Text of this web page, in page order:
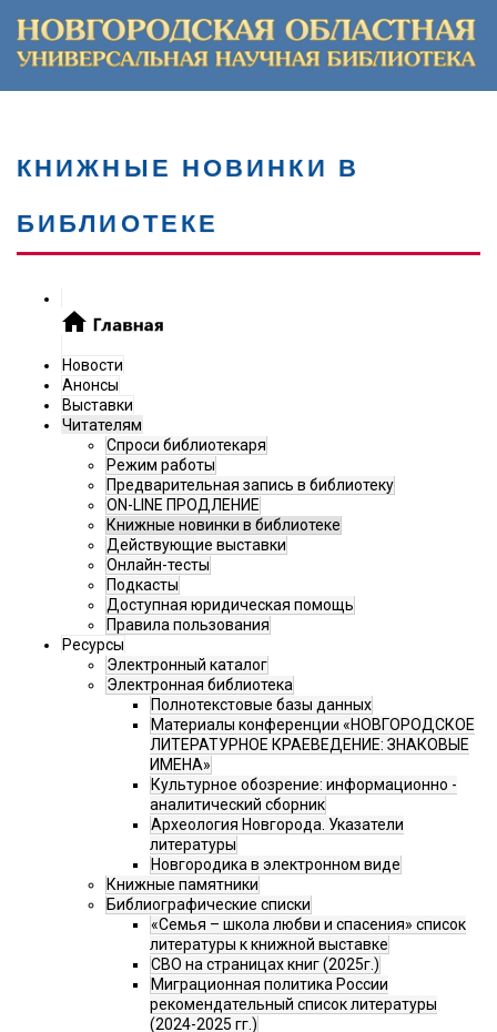
КНИЖНЫЕ НОВИНКИ В
БИБЛИОТЕКЕ
Новости
Анонсы
Выставки
Читателям
Спроси библиотекаря
Режим работы
Предварительная запись в библиотеку
ON-LINE ПРОДЛЕНИЕ
Книжные новинки в библиотеке
Действующие выставки
Онлайн-тесты
Подкасты
Доступная юридическая помощь
Правила пользования
Ресурсы
Электронный каталог
Электронная библиотека
Полнотекстовые базы данных
Материалы конференции «НОВГОРОДСКОЕ
ЛИТЕРАТУРНОЕ КРАЕВЕДЕНИЕ: ЗНАКОВЫЕ
ИМЕНА»
Культурное обозрение: информационно -
аналитический сборник
Археология Новгорода. Указатели
литературы
Новгородика в электронном виде
Книжные памятники
Библиографические списки
«Семья – школа любви и спасения» список
литературы к книжной выставке
СВО на страницах книг (2025г.)
Миграционная политика России
рекомендательный список литературы
(2024-2025 гг.)